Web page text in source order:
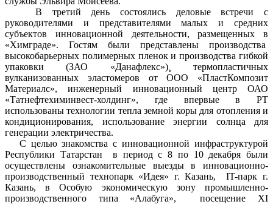
В третий день состоялись деловые встречи с
руководителями и представителями малых и средних
субъектов инновационной деятельности, размещенных в
«Химграде». Гостям были представлены производства
высокобарьерных полимерных пленок и производства гибкой
упаковки (ЗАО «Данафлекс»)¸ термопластичных
вулканизованных эластомеров от ООО «ПластКомпозит
Материалс», инженерный инновационный центр ОАО
«Татнефтехиминвест-холдинг», где впервые в РТ
использованы технологии тепла земной коры для отопления и
кондиционирования, использование энергии солнца для
генерации электричества.
С целью знакомства с инновационной инфраструктурой
Республики Татарстан в период с 8 по 10 декабря были
осуществлены ознакомительные выезды в инновационно-
производственный технопарк «Идея» г. Казань, IT-парк г.
Казань, в Особую экономическую зону промышленно-
производственного типа «Алабуга», посещение XI